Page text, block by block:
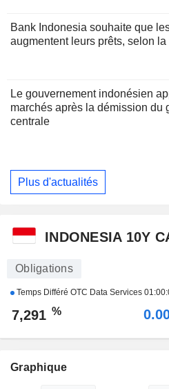
Bank Indonesia souhaite que
augmentent leurs prêts, selon
Le gouvernement indonésien
marchés après la démission du
centrale
Plus d'actualités
INDONESIA 10Y
Obligations
Temps Différé OTC Data Services
7,291 %
Graphique